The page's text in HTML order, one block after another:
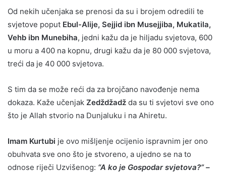
Od nekih učenjaka se prenosi da su i brojem odredili te
svjetove poput Ebul-Alije, Sejjid ibn Musejjiba, Mukatila,
Vehb ibn Munebiha, jedni kažu da je hiljadu svjetova, 600
u moru a 400 na kopnu, drugi kažu da je 80 000 svjetova,
treći da je 40 000 svjetova.
S tim da se može reći da za brojčano navođenje nema
dokaza. Kaže učenjak Zedždžadž da su ti svjetovi sve ono
što je Allah stvorio na Dunjaluku i na Ahiretu.
Imam Kurtubi je ovo mišljenje ocijenio ispravnim jer ono
obuhvata sve ono što je stvoreno, a ujedno se na to
odnose riječi Uzvišenog: “A ko je Gospodar svjetova?” –